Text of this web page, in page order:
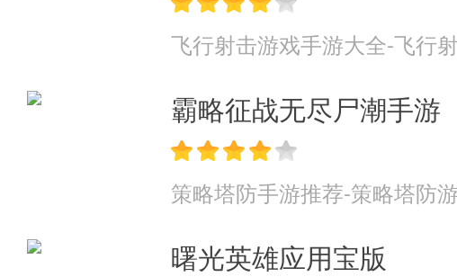
飞行射击游戏手游大全-飞行
霸略征战无尽尸潮手游
策略塔防手游推荐-策略塔防
曙光英雄应用宝版